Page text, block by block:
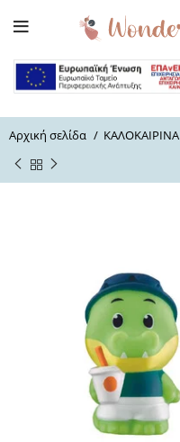
Αρχική σελίδα ΚΑΛΟΚΑΙΡΙΝΑ